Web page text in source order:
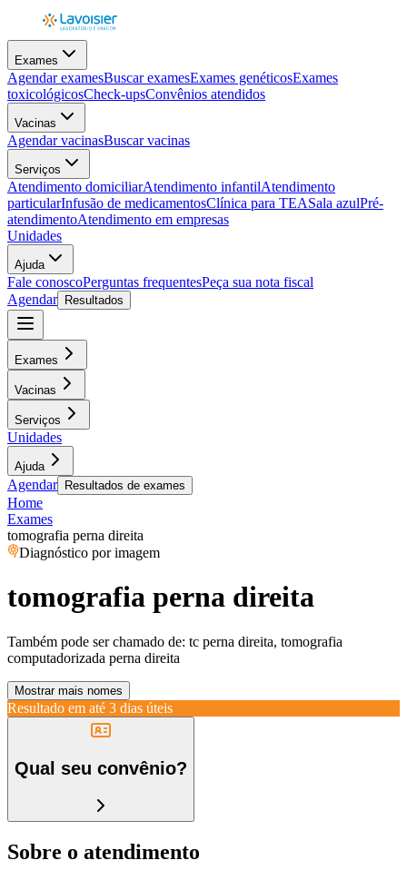
Exames
Agendar examesBuscar examesExames genéticosExames
toxicológicosCheck-upsConvênios atendidos
Vacinas
Agendar vacinasBuscar vacinas
Serviços
Atendimento domiciliarAtendimento infantilAtendimento
particularInfusão de medicamentosClínica para TEASala azulPré-
atendimentoAtendimento em empresas
Unidades
Ajuda
Fale conoscoPerguntas frequentesPeça sua nota fiscal
Agendar
Resultados
Exames
Vacinas
Serviços
Unidades
Ajuda
Agendar Resultados de exames
Home
Exames
tomografia perna direita
Diagnóstico por imagem
tomografia perna direita
Também pode ser chamado de: tc perna direita, tomografia
computadorizada perna direita
Mostrar mais nomes
Resultado em até 3 dias úteis
Qual seu convênio?
Sobre o atendimento